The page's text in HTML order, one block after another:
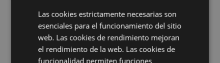
Información complementaria:
¿Quieres saber más acerca de los métodos de trabajo
de Puckator?Encuentra todo lo que necesitas saber
en laguía de compra del cliente.
Las cookies estrictamente necesarias son
esenciales para el funcionamiento del sitio
web. Las cookies de rendimiento mejoran
el rendimiento de la web. Las cookies de
funcionalidad permiten funciones